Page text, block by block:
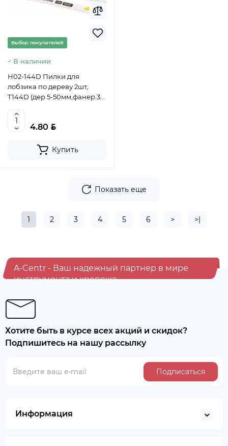
Выбор покупателей
В наличии
H02-144D Пилки для
лобзика по дереву 2шт,
T144D (дер 5-50мм,фанер.3-
4603010130888 (CN)
4.80 BYN
Купить
Показать еще
1 2 3 4 5 6 > >|
A-Centr - Ваш надежный партнер в мире
инструмента и крепежа
Хотите быть в курсе всех акций и скидок?
Подпишитесь на нашу рассылку
Подписаться
Информация